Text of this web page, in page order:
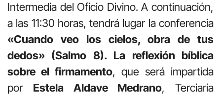
Intermedia del Oficio Divino. A continuación,
a las 11:30 horas, tendrá lugar la conferencia
«Cuando veo los cielos, obra de tus
dedos» (Salmo 8). La reflexión bíblica
sobre el firmamento, que será impartida
por Estela Aldave Medrano, Terciaria